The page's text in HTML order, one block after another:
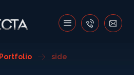
Portfolio side